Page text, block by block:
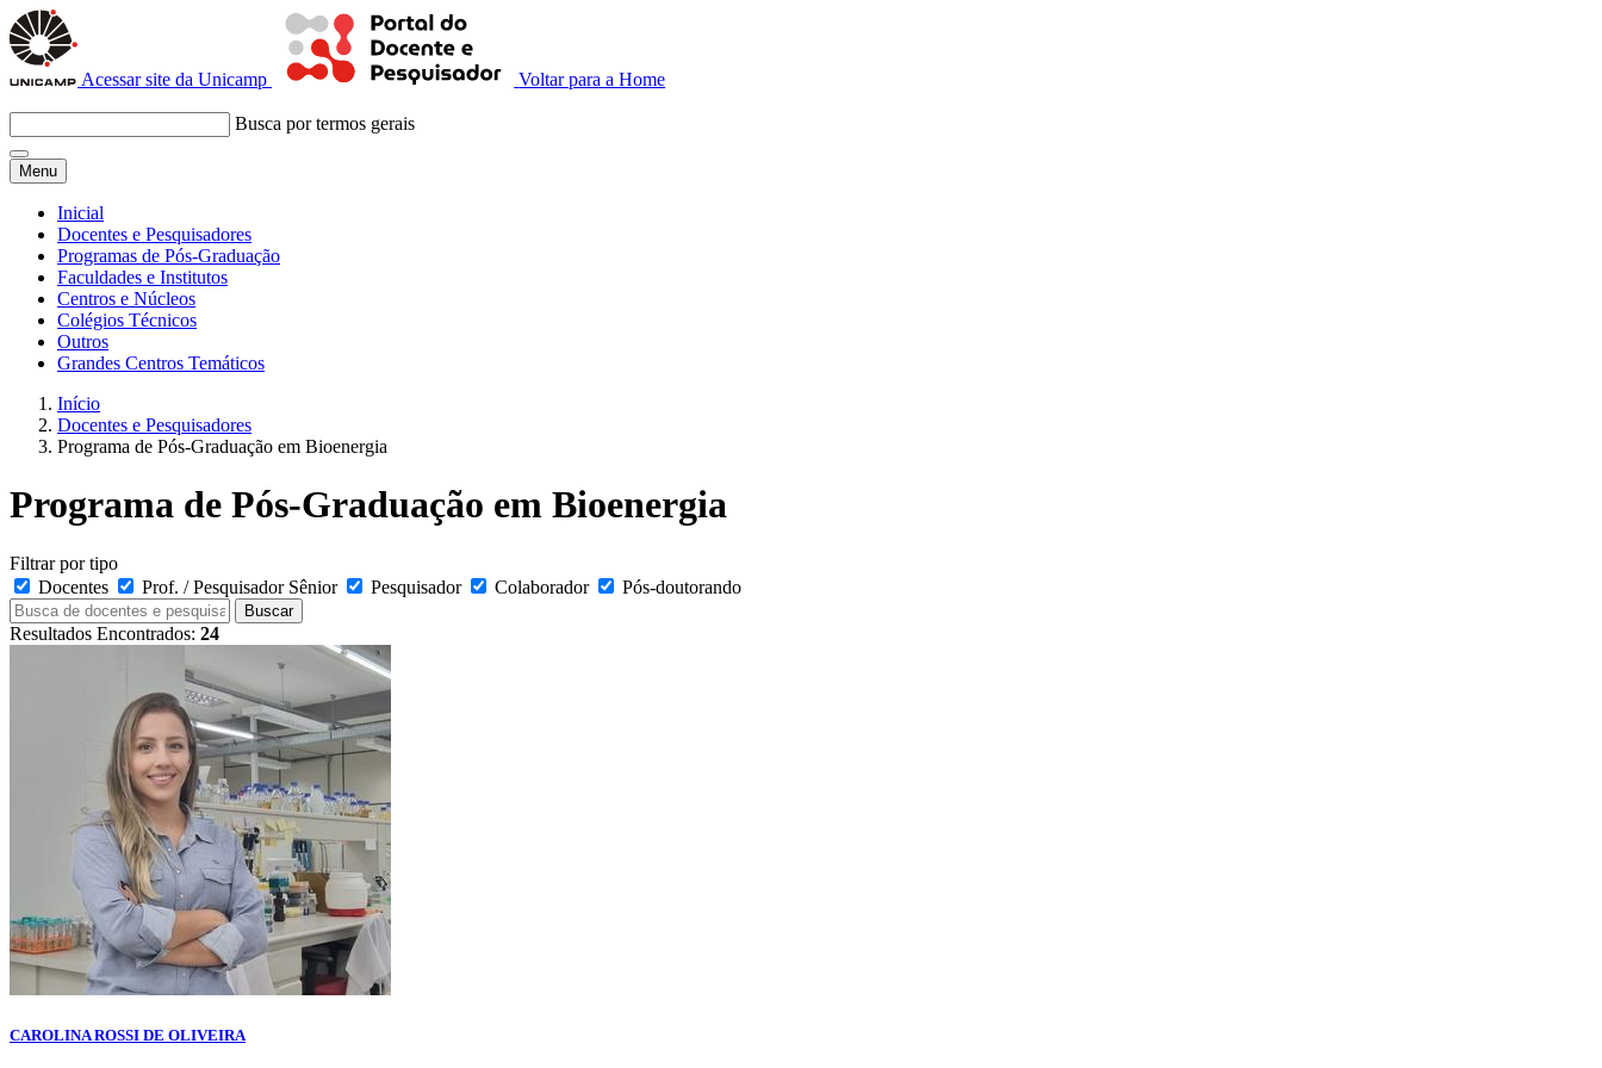
Acessar site da Unicamp Voltar para a Home
Busca por termos gerais
Menu
Inicial
Docentes e Pesquisadores
Programas de Pós-Graduação
Faculdades e Institutos
Centros e Núcleos
Colégios Técnicos
Outros
Grandes Centros Temáticos
Início
Docentes e Pesquisadores
Programa de Pós-Graduação em Bioenergia
Programa de Pós-Graduação em Bioenergia
Filtrar por tipo
Docentes
Prof. / Pesquisador Sênior Pesquisador Colaborador Pós-doutorando
Buscar
Resultados Encontrados: 24
CAROLINA ROSSI DE OLIVEIRA